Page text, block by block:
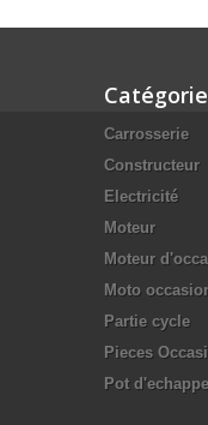
Carrosserie
Constructeur
Electricité
Moteur
Moteur
Moto
Partie cycle
Pieces
Pot